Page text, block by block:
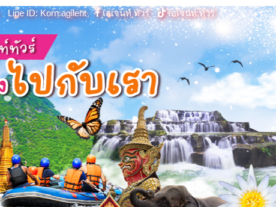
Line ID: Korn.agilent เอเจนท์ ทัวร์ เอเจนท์ ทัวร์